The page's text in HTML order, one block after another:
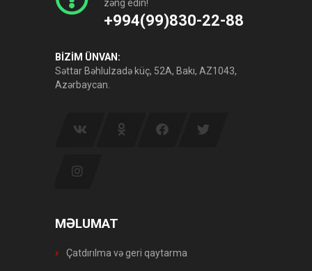
zəng edin!
+994(99)830-22-88
BİZİM ÜNVAN:
Səttar Bəhlulzadə küç, 52A, Bakı, AZ1043,
Azərbaycan.
MƏLUMAT
Çatdırılma və geri qaytarma